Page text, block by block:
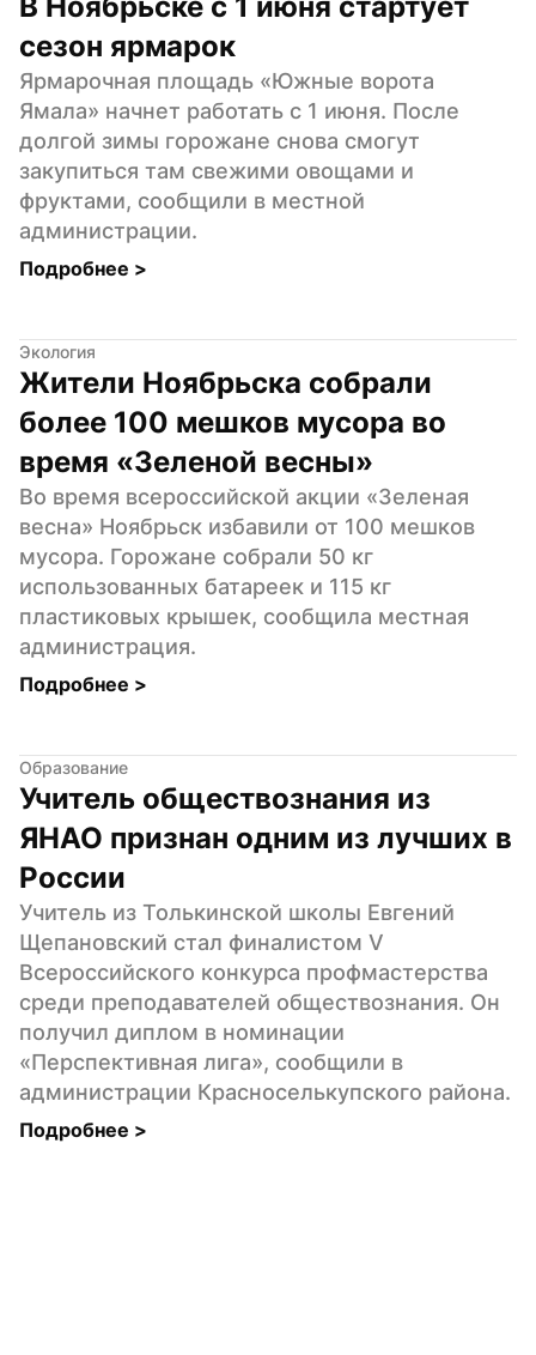
сезон ярмарок
Ярмарочная площадь «Южные ворота
Ямала» начнет работать с 1 июня. После
долгой зимы горожане снова смогут
закупиться там свежими овощами и
фруктами, сообщили в местной
администрации.
Подробнее >
Экология
Жители Ноябрьска собрали
более 100 мешков мусора во
время «Зеленой весны»
Во время всероссийской акции «Зеленая
весна» Ноябрьск избавили от 100 мешков
мусора. Горожане собрали 50 кг
использованных батареек и 115 кг
пластиковых крышек, сообщила местная
администрация.
Подробнее >
Образование
Учитель обществознания из
ЯНАО признан одним из лучших в
России
Учитель из Толькинской школы Евгений
Щепановский стал финалистом V
Всероссийского конкурса профмастерства
среди преподавателей обществознания. Он
получил диплом в номинации
«Перспективная лига», сообщили в
администрации Красноселькупского района.
Подробнее >